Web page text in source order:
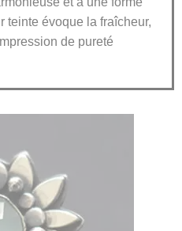
teinte évoque la fraîcheur,
de pureté